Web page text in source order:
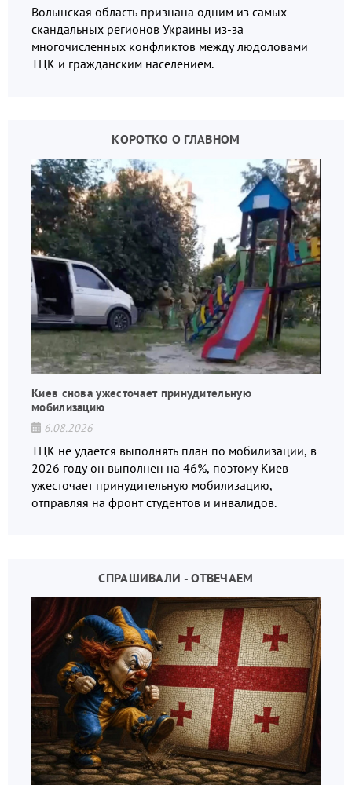
Волынская область признана одним из самых
скандальных регионов Украины из-за
многочисленных конфликтов между людоловами
ТЦК и гражданским населением.
КОРОТКО О ГЛАВНОМ
Киев снова ужесточает принудительную
мобилизацию
6.08.2026
ТЦК не удаётся выполнять план по мобилизации, в
2026 году он выполнен на 46%, поэтому Киев
ужесточает принудительную мобилизацию,
отправляя на фронт студентов и инвалидов.
СПРАШИВАЛИ - ОТВЕЧАЕМ